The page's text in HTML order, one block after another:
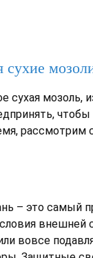
сухие
сухая мозоль,
рассмотрим
– это самый
внешней
вовсе